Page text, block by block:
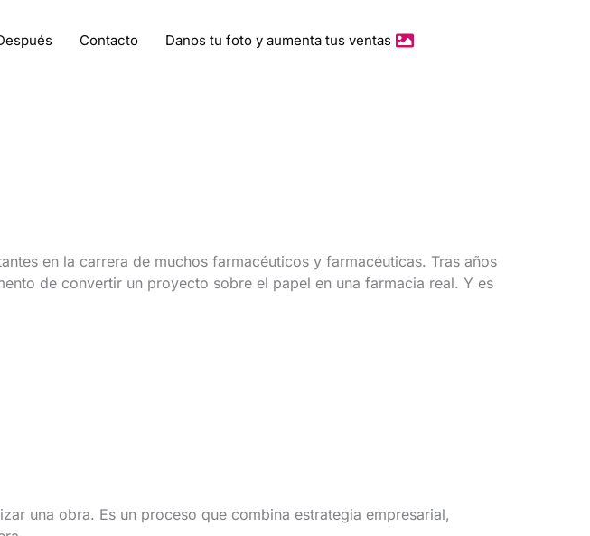
Contacto
Danos tu foto y aumenta tus ventas
en la carrera de muchos farmacéuticos y farmacéuticas. Tras años
de convertir un proyecto sobre el papel en una farmacia real. Y es
una obra. Es un proceso que combina estrategia empresarial,